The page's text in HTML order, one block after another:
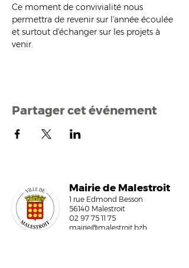
Ce moment de convivialité nous
permettra de revenir sur l'année écoulée
et surtout d'échanger sur les projets à
venir.
Partager cet événement
Mairie de Malestroit
1 rue Edmond Besson
56140 Malestroit
02 97 75 11 75
mairie@malestroit.bzh